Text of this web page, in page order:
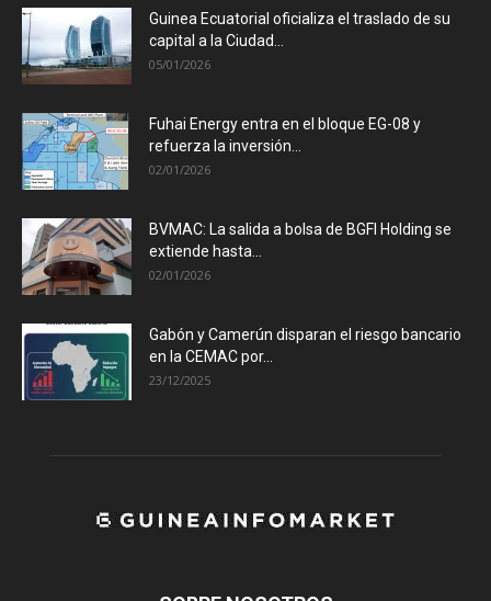
Guinea Ecuatorial oficializa el traslado de su
capital a la Ciudad...
05/01/2026
Fuhai Energy entra en el bloque EG-08 y
refuerza la inversión...
02/01/2026
BVMAC: La salida a bolsa de BGFI Holding se
extiende hasta...
02/01/2026
Gabón y Camerún disparan el riesgo bancario
en la CEMAC por...
23/12/2025